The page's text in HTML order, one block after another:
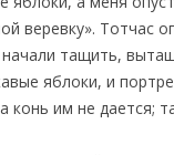
веревку». Тотчас
тащить,
яблоки, и
конь им не дается;